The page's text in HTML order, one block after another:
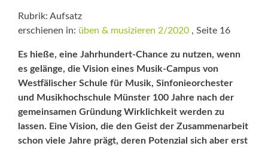
Rubrik: Aufsatz
erschienen in: üben & musizieren 2/2020 , Seite 16
Es hieße, eine Jahrhundert-Chance zu nutzen, wenn
es gelänge, die Vision eines Musik-Campus von
Westfäli­scher Schule für Musik, Sinfonie­orchester
und Musikhochschule Münster 100 Jahre nach der
gemeinsamen Gründung Wirklichkeit werden zu
lassen. Eine Vision, die den Geist der Zusammenarbeit
schon viele Jahre prägt, deren Potenzial sich aber erst